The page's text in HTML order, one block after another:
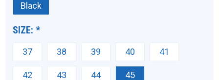
Black
SIZE:*
37 38 39 40 41
42 43 44 45